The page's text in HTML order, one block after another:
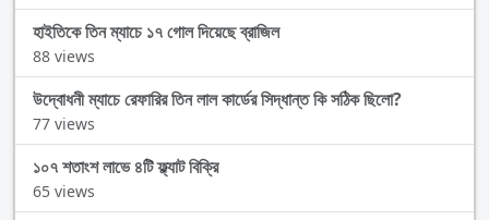
হাইতিকে তিন ম্যাচে ১৭ গোল দিয়েছে ব্রাজিল
88 views
উদ্বোধনী ম্যাচে রেফারির তিন লাল কার্ডের সিদ্ধান্ত কি সঠিক ছিলো?
77 views
১০৭ শতাংশ লাভে ৪টি ফ্ল্যাট বিক্রি
65 views